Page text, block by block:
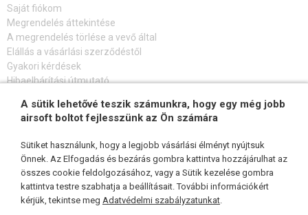
CÉLOK, LŐLAP
OUTDOOR, BUSHCRAFT
ÉLELMISZER
ÉPÍTŐKÉSZLETEK, MODELLEK
REKLÁM TÁRGYAK
SÉRÜLT, HASZNÁLT ÁRUK
HÍREK
Saját fiókom
Megrendelés áttekintése
A megrendelés törlése a vevő által
Elállás a vásárlási szerződéstől
Gyakori kérdések
Hibaelhárítási útmutató
FELIRATKOZÁS HÍRLEVÉLRE
KÖVESSEN MINKET
A sütik lehetővé teszik számunkra, hogy egy még jobb
airsoft boltot fejlesszünk az Ön számára
Sütiket használunk, hogy a legjobb vásárlási élményt nyújtsuk
Önnek. Az Elfogadás és bezárás gombra kattintva hozzájárulhat az
összes cookie feldolgozásához, vagy a Sütik kezelése gombra
kattintva testre szabhatja a beállításait. További információkért
kérjük, tekintse meg Adatvédelmi szabályzatunkat.